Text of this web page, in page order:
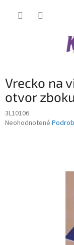
Vrecko na
otvor
3L10106
Priemerné
Neohodnotené